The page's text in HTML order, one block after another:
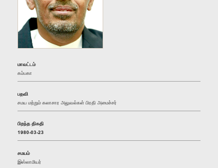
மாவட்டம்
கம்பகா
பதவி
சமய மற்றும் கலாசார அலுவல்கள் பிரதி அமைச்சர்
பிறந்த திகதி
1980-03-23
சமயம்
இஸ்லாமியர்